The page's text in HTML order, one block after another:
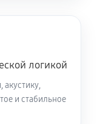
логикой
акустику,
и стабильное